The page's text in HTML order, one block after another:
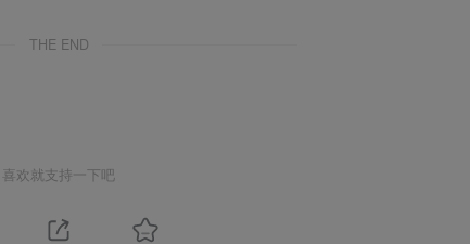
THE END
喜欢就支持一下吧